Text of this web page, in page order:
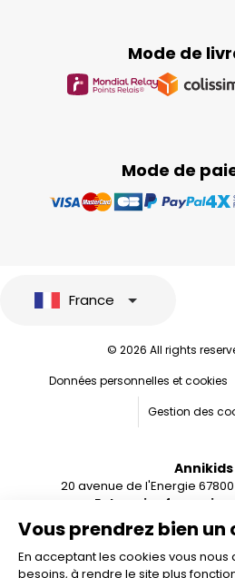
Mode de
Mode de
Vous prendrez bien un
En acceptant les cookies vous
besoins, à rendre le site plus
France
© 2026 All rights
Données personnelles et cookies
Gestion des
Annikids
20 avenue de l'Energie 67800
Entreprise française